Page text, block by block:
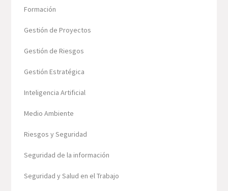
Formación
Gestión de Proyectos
Gestión de Riesgos
Gestión Estratégica
Inteligencia Artificial
Medio Ambiente
Riesgos y Seguridad
Seguridad de la información
Seguridad y Salud en el Trabajo